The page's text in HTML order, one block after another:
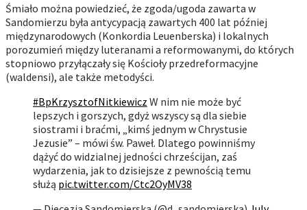
Śmiało można powiedzieć, że zgoda/ugoda zawarta w
Sandomierzu była antycypacją zawartych 400 lat później
międzynarodowych (Konkordia Leuenberska) i lokalnych
porozumień między luteranami a reformowanymi, do których
stopniowo przyłączały się Kościoły przedreformacyjne
(waldensi), ale także metodyści.
#BpKrzysztofNitkiewicz W nim nie może być
lepszych i gorszych, gdyż wszyscy są dla siebie
siostrami i braćmi, „kimś jednym w Chrystusie
Jezusie” – mówi św. Paweł. Dlatego powinniśmy
dążyć do widzialnej jedności chrześcijan, zaś
wydarzenia, jak to dzisiejsze z pewnością temu
służą pic.twitter.com/Ctc2OyMV38